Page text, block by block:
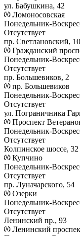
ул. Бабушкина, 42
Ломоносовская
Понедельник-
Отсутствует
пр. Светлановский,
Гражданский
Понедельник-
Отсутствует
пр. Большевиков, 2
пр. Большевиков
Понедельник-
Отсутствует
ул. Пограничника
Проспект
Понедельник-
Отсутствует
Колпинское шоссе,
Купчино
Понедельник-
Отсутствует
пр. Луначарского, 54
Озерки
Понедельник-
Отсутствует
Ленинский пр., 93
Ленинский